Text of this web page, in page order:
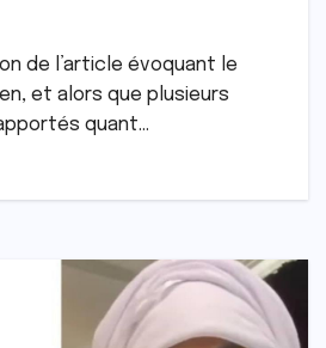
de l’article évoquant le
et alors que plusieurs
quant…